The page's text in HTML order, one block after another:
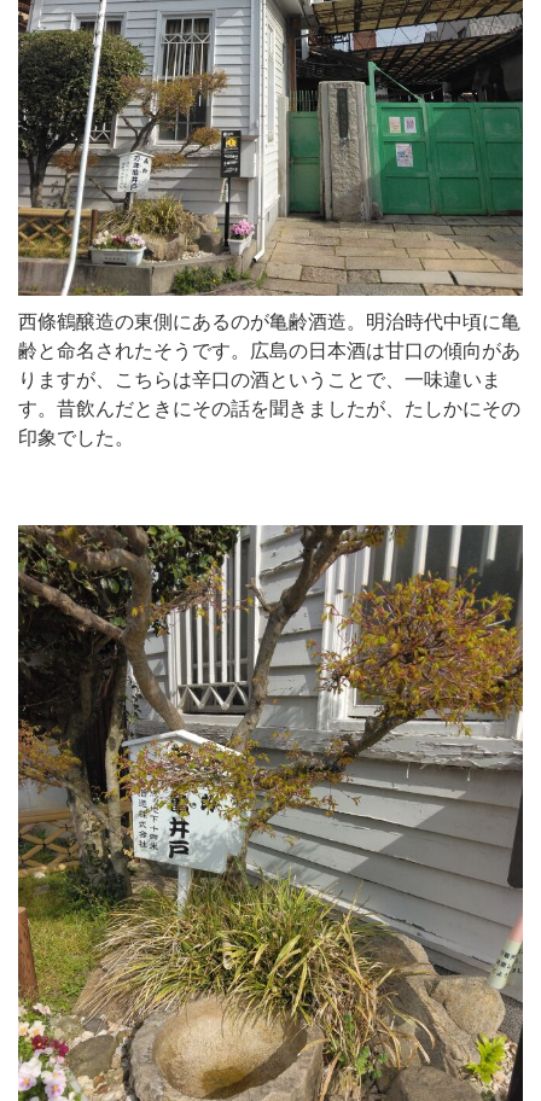
西條鶴醸造の東側にあるのが亀齢酒造。明治時代中頃に亀
齢と命名されたそうです。広島の日本酒は甘口の傾向があ
りますが、こちらは辛口の酒ということで、一味違いま
す。昔飲んだときにその話を聞きましたが、たしかにその
印象でした。